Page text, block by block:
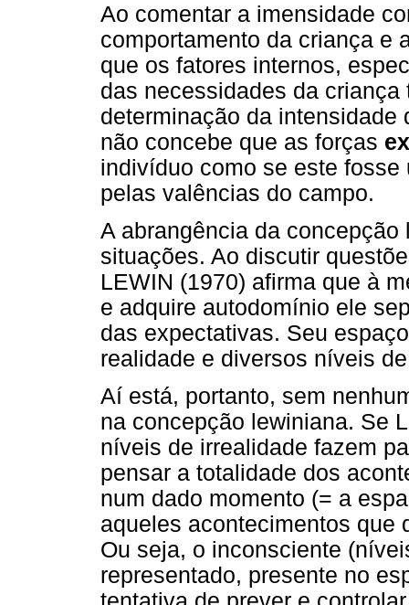
Ao comentar a imensidade
comportamento da criança e
que os fatores internos,
das necessidades da
determinação da
não concebe que as forças
indivíduo como se este
pelas valências do campo.
A abrangência da
situações. Ao discutir
LEWIN (1970) afirma que à
e adquire autodomínio ele
das expectativas. Seu
realidade e diversos níveis
Aí está, portanto, sem
na concepção lewiniana. Se
níveis de irrealidade fazem
pensar a totalidade dos
num dado momento (= a
aqueles acontecimentos que
Ou seja, o inconsciente
representado, presente no